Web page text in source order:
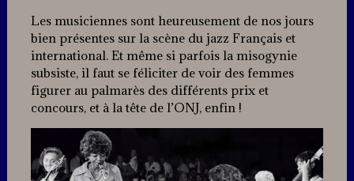
Les musiciennes sont heureusement de nos jours
bien présentes sur la scène du jazz Français et
international. Et même si parfois la misogynie
subsiste, il faut se féliciter de voir des femmes
figurer au palmarès des différents prix et
concours, et à la tête de l’ONJ, enfin !